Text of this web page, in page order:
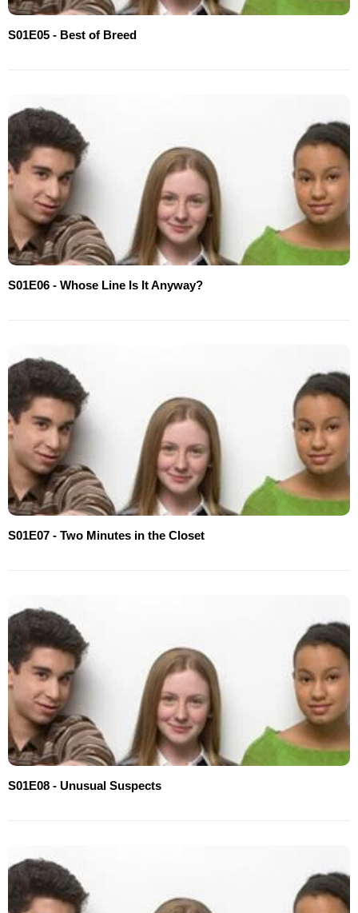
S01E05 - Best of Breed
S01E06 - Whose Line Is It Anyway?
S01E07 - Two Minutes in the Closet
S01E08 - Unusual Suspects